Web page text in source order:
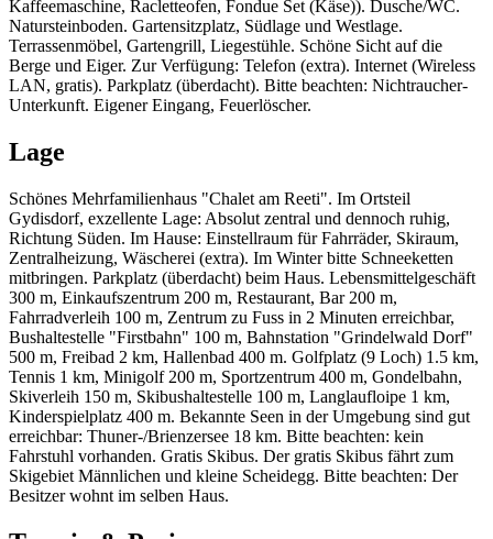
Kaffeemaschine, Racletteofen, Fondue Set (Käse)). Dusche/WC.
Natursteinboden. Gartensitzplatz, Südlage und Westlage.
Terrassenmöbel, Gartengrill, Liegestühle. Schöne Sicht auf die
Berge und Eiger. Zur Verfügung: Telefon (extra). Internet (Wireless
LAN, gratis). Parkplatz (überdacht). Bitte beachten: Nichtraucher-
Unterkunft. Eigener Eingang, Feuerlöscher.
Lage
Schönes Mehrfamilienhaus "Chalet am Reeti". Im Ortsteil
Gydisdorf, exzellente Lage: Absolut zentral und dennoch ruhig,
Richtung Süden. Im Hause: Einstellraum für Fahrräder, Skiraum,
Zentralheizung, Wäscherei (extra). Im Winter bitte Schneeketten
mitbringen. Parkplatz (überdacht) beim Haus. Lebensmittelgeschäft
300 m, Einkaufszentrum 200 m, Restaurant, Bar 200 m,
Fahrradverleih 100 m, Zentrum zu Fuss in 2 Minuten erreichbar,
Bushaltestelle "Firstbahn" 100 m, Bahnstation "Grindelwald Dorf"
500 m, Freibad 2 km, Hallenbad 400 m. Golfplatz (9 Loch) 1.5 km,
Tennis 1 km, Minigolf 200 m, Sportzentrum 400 m, Gondelbahn,
Skiverleih 150 m, Skibushaltestelle 100 m, Langlaufloipe 1 km,
Kinderspielplatz 400 m. Bekannte Seen in der Umgebung sind gut
erreichbar: Thuner-/Brienzersee 18 km. Bitte beachten: kein
Fahrstuhl vorhanden. Gratis Skibus. Der gratis Skibus fährt zum
Skigebiet Männlichen und kleine Scheidegg. Bitte beachten: Der
Besitzer wohnt im selben Haus.